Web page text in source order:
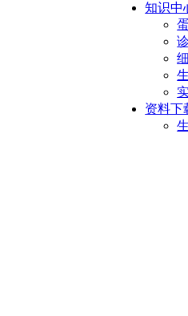
知识中
资料下